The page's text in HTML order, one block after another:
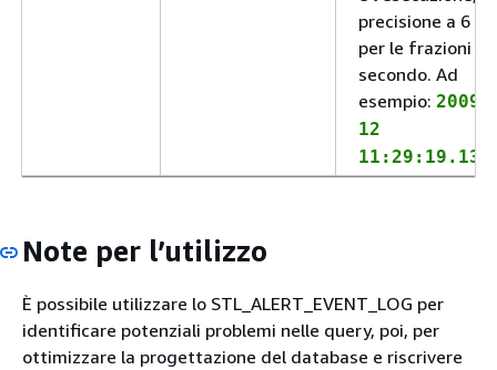
precisione a 6
per le frazioni di
secondo. Ad
esempio: 2009-
12
Note per l’utilizzo
È possibile utilizzare lo STL_ALERT_EVENT_LOG per
identificare potenziali problemi nelle query, poi, per
ottimizzare la progettazione del database e riscrivere